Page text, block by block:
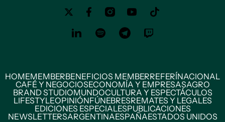
HOMEMEMBERBENEFICIOS MEMBERREFERÍNACIONAL
CAFÉ Y NEGOCIOSECONOMÍA Y EMPRESASAGRO
BRAND STUDIOMUNDOCULTURA Y ESPECTÁCULOS
LIFESTYLEOPINIÓNFÚNEBRESREMATES Y LEGALES
EDICIONES ESPECIALESPUBLICACIONES
NEWSLETTERSARGENTINAESPAÑAESTADOS UNIDOS